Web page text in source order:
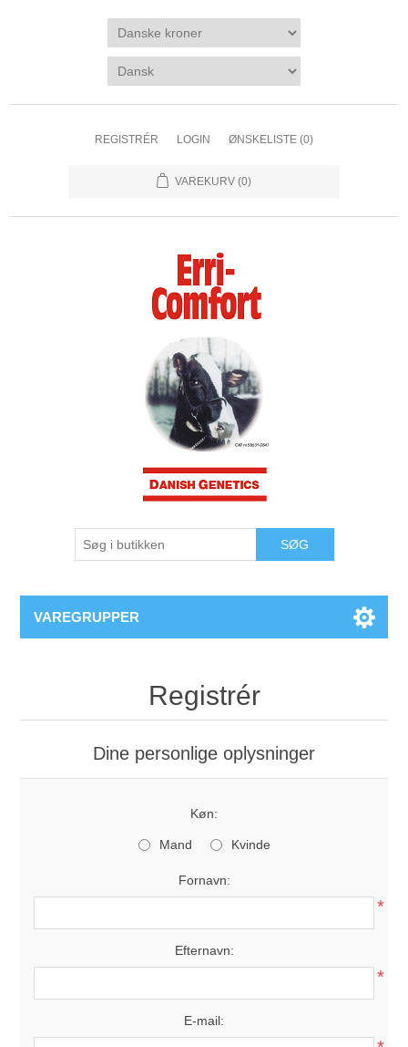
REGISTRÉR LOGIN ØNSKELISTE (0)
VAREKURV (0)
VAREGRUPPER
Registrér
Dine personlige oplysninger
Køn:
Mand Kvinde
Fornavn:
*
Efternavn:
*
E-mail: